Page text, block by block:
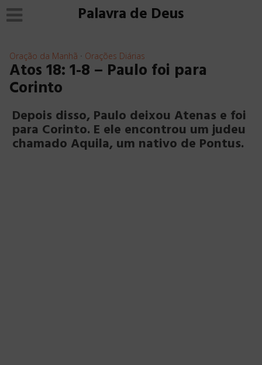
Palavra de Deus
Oração da Manhã • Orações Diárias
Atos 18: 1-8 – Paulo foi para
Corinto
Depois disso, Paulo deixou Atenas e foi
para Corinto. E ele encontrou um judeu
chamado Aquila, um nativo de Pontus.